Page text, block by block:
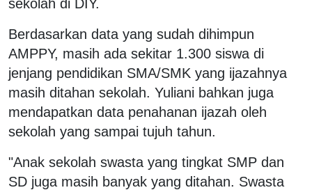
sekolah di DIY.
Berdasarkan data yang sudah dihimpun
AMPPY, masih ada sekitar 1.300 siswa di
jenjang pendidikan SMA/SMK yang ijazahnya
masih ditahan sekolah. Yuliani bahkan juga
mendapatkan data penahanan ijazah oleh
sekolah yang sampai tujuh tahun.
"Anak sekolah swasta yang tingkat SMP dan
SD juga masih banyak yang ditahan. Swasta